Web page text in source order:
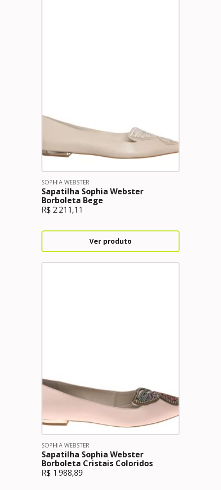
SOPHIA WEBSTER
Sapatilha Sophia Webster
Borboleta Bege
R$ 2.211,11
Ver produto
SOPHIA WEBSTER
Sapatilha Sophia Webster
Borboleta Cristais Coloridos
R$ 1.988,89